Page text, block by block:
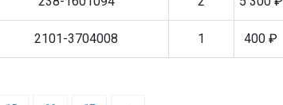
2101-3704008 1 400 ₽